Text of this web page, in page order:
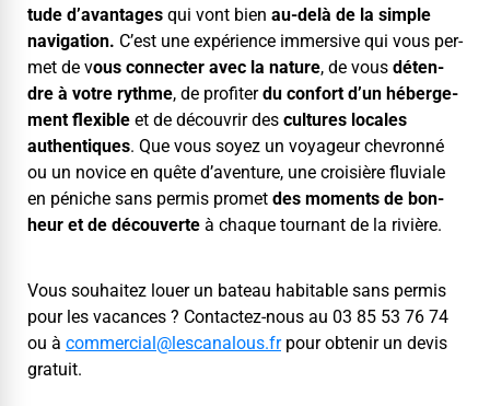
tude d’a­van­tages qui vont bien au-delà de la sim­ple
nav­i­ga­tion. C’est une expéri­ence immer­sive qui vous per­
met de vous con­necter avec la nature, de vous déten­
dre à votre rythme, de prof­iterdu con­fort d’un héberge­
ment flex­i­ble et de décou­vrir des cul­tures locales
authen­tiques. Que vous soyez un voyageur chevron­né
ou un novice en quête d’aven­ture, une croisière flu­viale
en péniche sans per­mis promet des moments de bon­
heur et de décou­verte à chaque tour­nant de la rivière.
Vous souhaitez louer un bateau hab­it­able sans per­mis
pour les vacances ? Con­tactez-nous au 03 85 53 76 74
ou à commercial@​lescanalous.​frpour obtenir un devis
gratuit.